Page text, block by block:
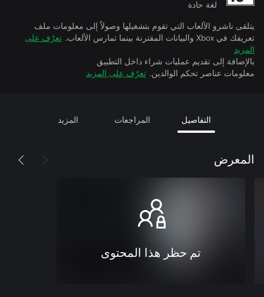
لغة حادة
يتلقى ناشرو الألعاب التي تقوم بتشغيلها وصولاً إلى معلومات ملف
تعريفك في Xbox والبيانات المقترنة بينما تمارس الألعاب.
تعرّف على
المزيد
بالإضافة إلى تقديم عمليات شراء داخل التطبيق
معلومات عناصر تحكم الوالدين. تعرّف على المزيد
التفاصيل المراجعات المزيد
المعرض
تم حظر هذا المحتوى